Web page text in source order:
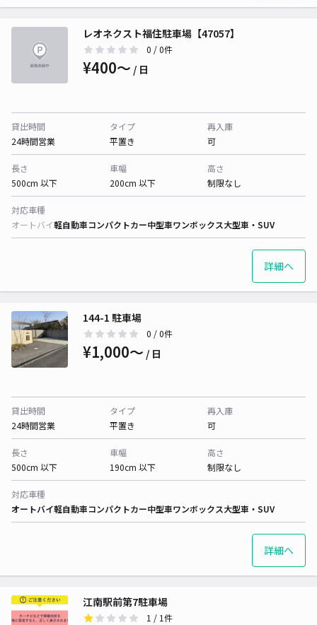
レオネクスト福住駐車場【47057】
0 / 0件
¥400〜 / 日
貸出時間
24時間営業
タイプ
平置き
再入庫
可
長さ
500cm 以下
車幅
200cm 以下
高さ
制限なし
対応車種
オートバイ軽自動車コンパクトカー中型車ワンボックス大型車・SUV
詳細へ
144-1 駐車場
0 / 0件
¥1,000〜 / 日
貸出時間
24時間営業
タイプ
平置き
再入庫
可
長さ
500cm 以下
車幅
190cm 以下
高さ
制限なし
対応車種
オートバイ軽自動車コンパクトカー中型車ワンボックス大型車・SUV
詳細へ
江南駅前第7駐車場
1 / 1件